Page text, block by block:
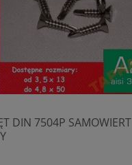
DIN 7504P SAMOWIERT